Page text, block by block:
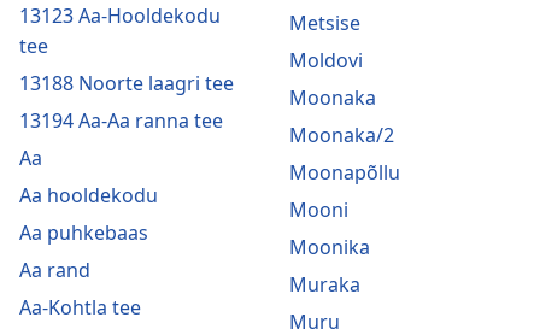
13123 Aa-Hooldekodu
tee
13188 Noorte laagri tee
13194 Aa-Aa ranna tee
Aa
Aa hooldekodu
Aa puhkebaas
Aa rand
Aa-Kohtla tee
Metsise
Moldovi
Moonaka
Moonaka/2
Moonapõllu
Mooni
Moonika
Muraka
Muru